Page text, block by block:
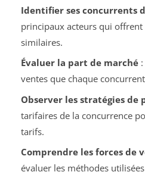
Identifier ses concurrents
principaux acteurs qui
similaires.
Évaluer la part de marché:
ventes que chaque
Observer les stratégies de
tarifaires de la concurrence
tarifs.
Comprendre les forces de
évaluer les méthodes